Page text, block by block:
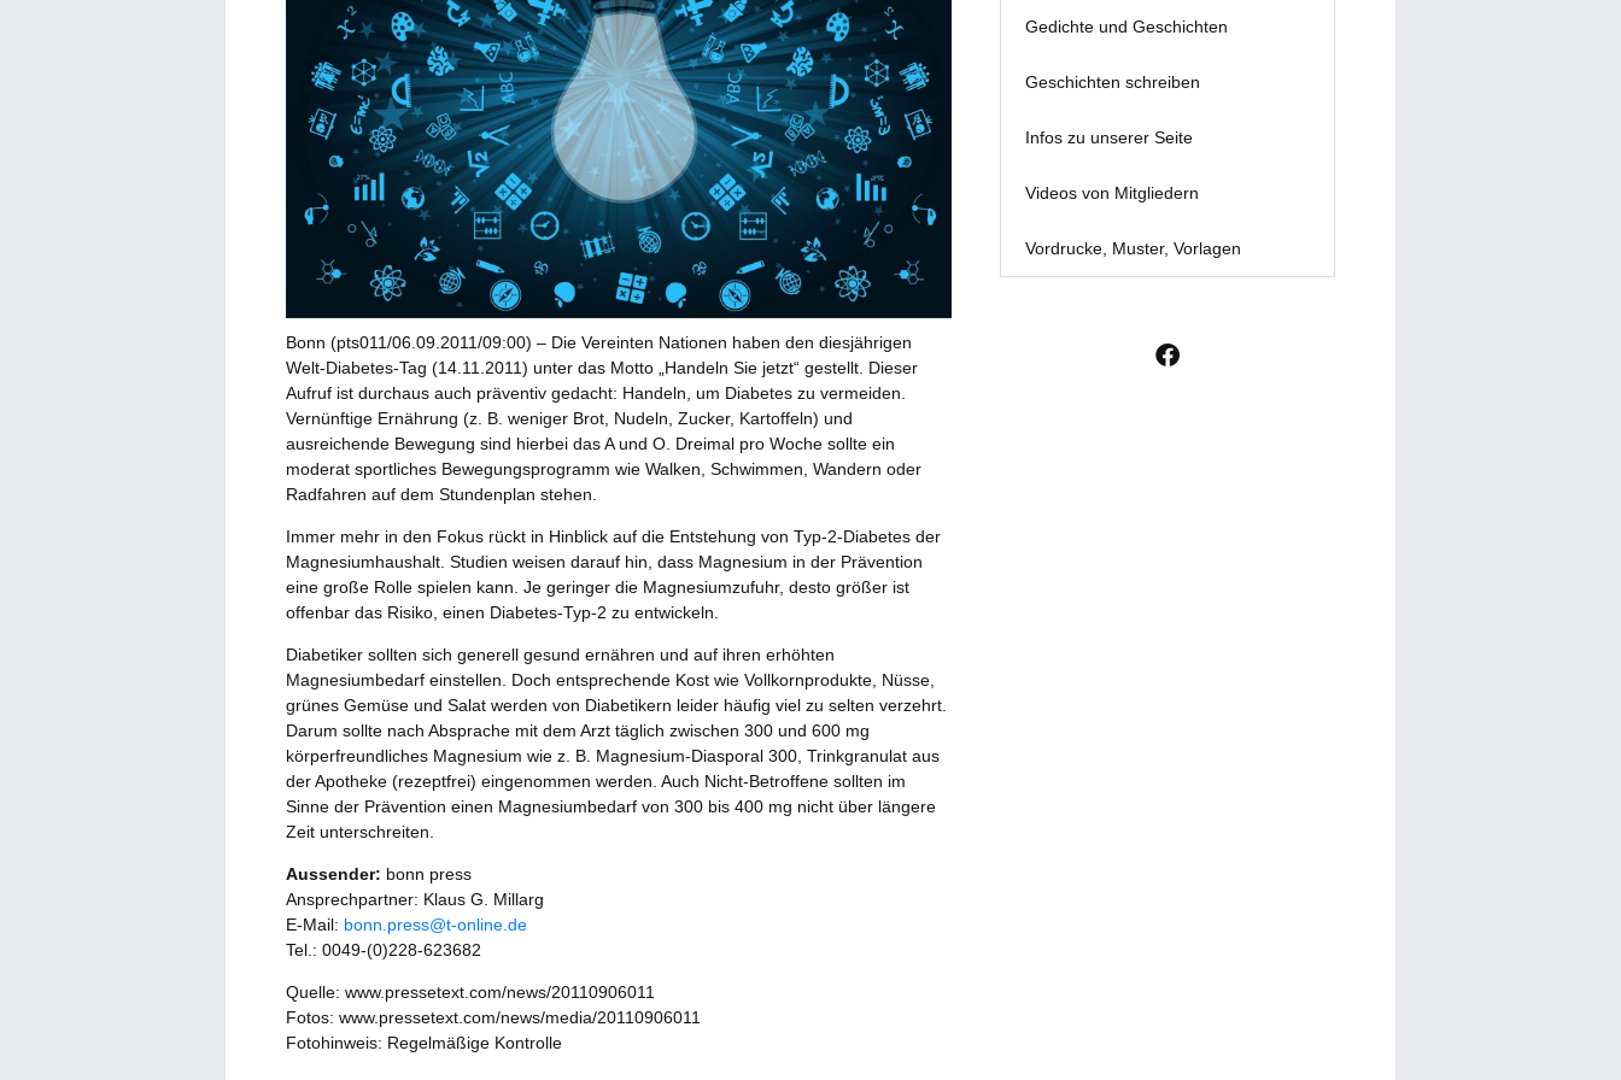
Bonn (pts011/06.09.2011/09:00) – Die Vereinten Nationen haben den diesjährigen
Welt-Diabetes-Tag (14.11.2011) unter das Motto „Handeln Sie jetzt“ gestellt. Dieser
Aufruf ist durchaus auch präventiv gedacht: Handeln, um Diabetes zu vermeiden.
Vernünftige Ernährung (z. B. weniger Brot, Nudeln, Zucker, Kartoffeln) und
ausreichende Bewegung sind hierbei das A und O. Dreimal pro Woche sollte ein
moderat sportliches Bewegungsprogramm wie Walken, Schwimmen, Wandern oder
Radfahren auf dem Stundenplan stehen.
Immer mehr in den Fokus rückt in Hinblick auf die Entstehung von Typ-2-Diabetes der
Magnesiumhaushalt. Studien weisen darauf hin, dass Magnesium in der Prävention
eine große Rolle spielen kann. Je geringer die Magnesiumzufuhr, desto größer ist
offenbar das Risiko, einen Diabetes-Typ-2 zu entwickeln.
Diabetiker sollten sich generell gesund ernähren und auf ihren erhöhten
Magnesiumbedarf einstellen. Doch entsprechende Kost wie Vollkornprodukte, Nüsse,
grünes Gemüse und Salat werden von Diabetikern leider häufig viel zu selten verzehrt.
Darum sollte nach Absprache mit dem Arzt täglich zwischen 300 und 600 mg
körperfreundliches Magnesium wie z. B. Magnesium-Diasporal 300, Trinkgranulat aus
der Apotheke (rezeptfrei) eingenommen werden. Auch Nicht-Betroffene sollten im
Sinne der Prävention einen Magnesiumbedarf von 300 bis 400 mg nicht über längere
Zeit unterschreiten.
Aussender: bonn press
Ansprechpartner: Klaus G. Millarg
E-Mail: bonn.press@t-online.de
Tel.: 0049-(0)228-623682
Quelle: www.pressetext.com/news/20110906011
Fotos: www.pressetext.com/news/media/20110906011
Fotohinweis: Regelmäßige Kontrolle
Gedichte und Geschichten
Geschichten schreiben
Infos zu unserer Seite
Videos von Mitgliedern
Vordrucke, Muster, Vorlagen
F
a